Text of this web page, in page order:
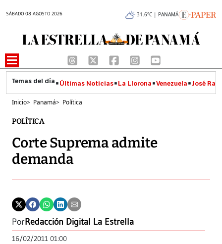
SÁBADO 08 AGOSTO 2026 31.6°C | PANAMÁ
Últimas Noticias La Llorona Venezuela José
Inicio> Panamá> Política
POLÍTICA
Corte Suprema admite
demanda
PorRedacción Digital La Estrella
16/02/2011 01:00